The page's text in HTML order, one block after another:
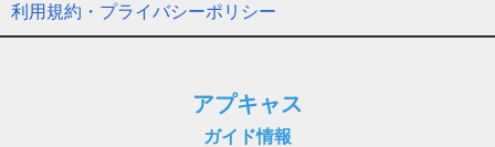
利用規約・プライバシーポリシー
アプキャス
ガイド情報